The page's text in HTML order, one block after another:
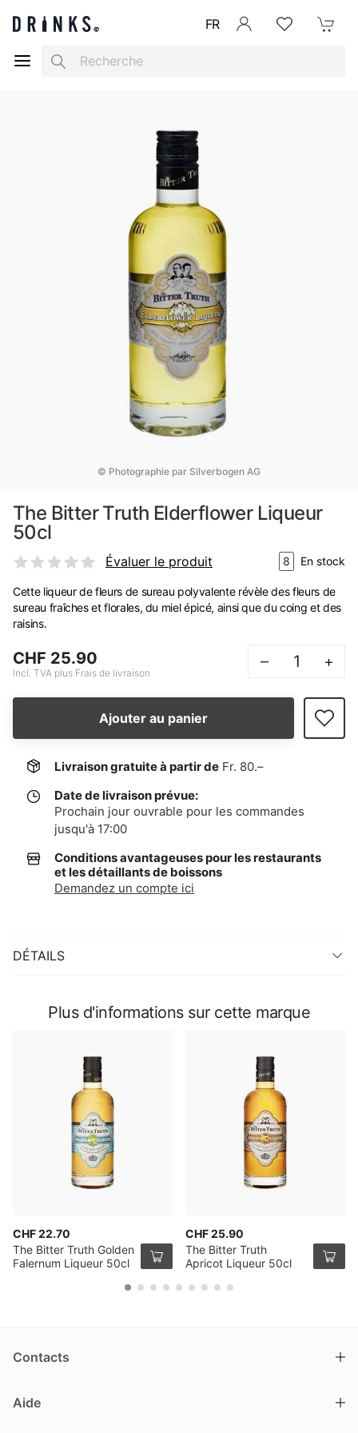
FR
Search
© Photographie par Silverbogen AG
The Bitter Truth Elderflower Liqueur
50cl
Évaluer le produit 8 En stock
Cette liqueur de fleurs de sureau polyvalente révèle des fleurs de
sureau fraîches et florales, du miel épicé, ainsi que du coing et des
raisins.
CHF 25.90
Incl. TVA plus Frais de livraison
– +
Ajouter au panier
Livraison gratuite à partir de Fr. 80.–
Date de livraison prévue:
Prochain jour ouvrable pour les commandes
jusqu'à 17:00
Conditions avantageuses pour les restaurants
et les détaillants de boissons
Demandez un compte ici
DÉTAILS
Plus d'informations sur cette marque
CHF 22.70
The Bitter Truth Golden
Falernum Liqueur 50cl
CHF 25.90
The Bitter Truth
Apricot Liqueur 50cl
Contacts
Nüschelerstrasse 35
Aide